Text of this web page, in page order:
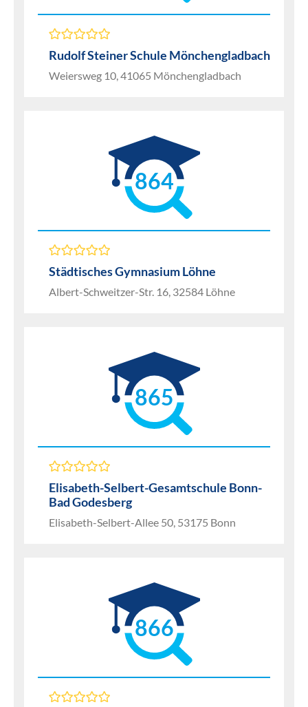
Rudolf Steiner Schule Mönchengladbach
Weiersweg 10, 41065 Mönchengladbach
864
Städtisches Gymnasium Löhne
Albert-Schweitzer-Str. 16, 32584 Löhne
865
Elisabeth-Selbert-Gesamtschule Bonn-
Bad Godesberg
Elisabeth-Selbert-Allee 50, 53175 Bonn
866